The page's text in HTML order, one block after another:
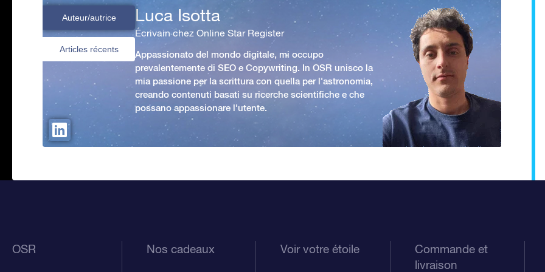
Auteur/autrice
Articles récents
Luca Isotta
Écrivain chez Online Star Register
Appassionato del mondo digitale, mi occupo
prevalentemente di SEO e Copywriting. In OSR unisco la
mia passione per la scrittura con quella per l'astronomia,
creando contenuti basati su ricerche scientifiche e che
possano appassionare l'utente.
OSR Nos cadeaux Voir votre étoile
Commande et
livraison